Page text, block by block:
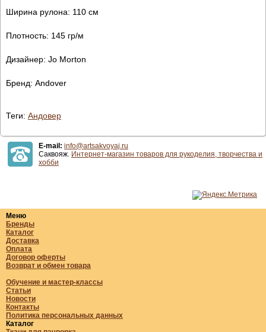
Ширина рулона: 110 см
Плотность: 145 гр/м
Дизайнер: Jo Morton
Бренд: Andover
Теги: Андовер
E-mail: info@artsakvoyaj.ru
Саквояж. Интернет-магазин товаров для рукоделия, творчества и
хобби
Меню
Бренды
Каталог
Доставка
Оплата
Договор оферты
Возврат и обмен товара
Обучение и мастер-классы
Статьи
Новости
Контакты
Политика персональных данных
Каталог